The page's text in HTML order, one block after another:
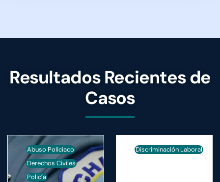
Resultados Recientes de
Casos
Abuso Policiaco
Derechos Civiles
Policía
Discriminación Laboral